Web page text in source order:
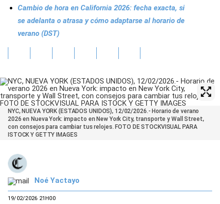
Cambio de hora en California 2026: fecha exacta, si
se adelanta o atrasa y cómo adaptarse al horario de
verano (DST)
NYC, NUEVA YORK (ESTADOS UNIDOS), 12/02/2026.- Horario de verano
2026 en Nueva York: impacto en New York City, transporte y Wall Street,
con consejos para cambiar tus relojes. FOTO DE STOCKVISUAL PARA
ISTOCK Y GETTY IMAGES
Noé Yactayo
19/02/2026 21H00